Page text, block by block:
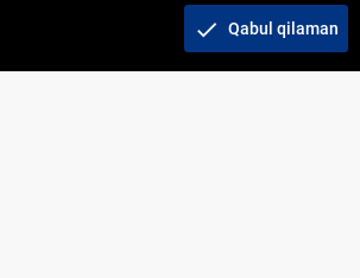
tashkil etish" AJ. Barcha huquqlar himoyalangan
check Qabul qilaman